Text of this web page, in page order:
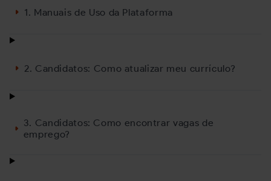
1. Manuais de Uso da Plataforma
2. Candidatos: Como atualizar meu currículo?
3. Candidatos: Como encontrar vagas de
emprego?